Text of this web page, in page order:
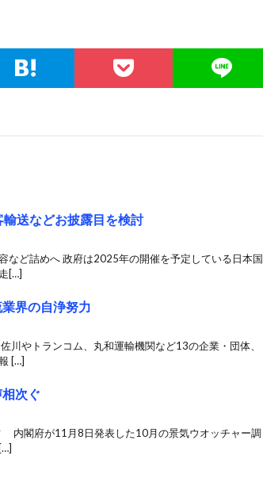
送などお披露目を検討
など詰めへ 政府は2025年の開催を予定している日本国
[…]
界の自浄努力
川やトランコム、丸和運輸機関など13の企業・団体、
[…]
次ぐ
内閣府が11月8日発表した10月の景気ウオッチャー調